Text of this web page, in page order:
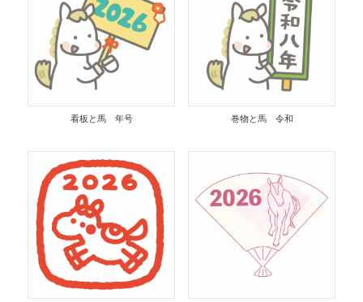
看板と馬 年号 巻物と馬 令和